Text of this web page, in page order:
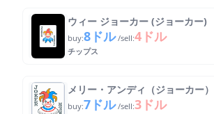
ウィー ジョーカー (ジョーカー)
buy:8ドル /sell:4ドル
チップス
メリー・アンディ（ジョーカー）
buy:7ドル /sell:3ドル